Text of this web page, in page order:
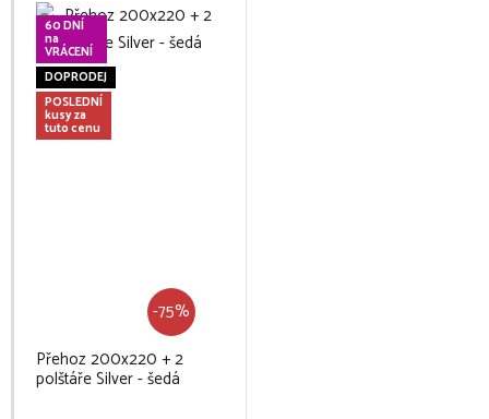
60 DNÍ
na
VRÁCENÍ
DOPRODEJ
POSLEDNÍ
kusy za
tuto cenu
-75%
Přehoz 200x220 + 2
polštáře Silver - šedá